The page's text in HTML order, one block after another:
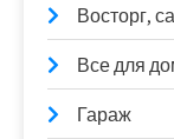
Восторг,
Все для
Гараж